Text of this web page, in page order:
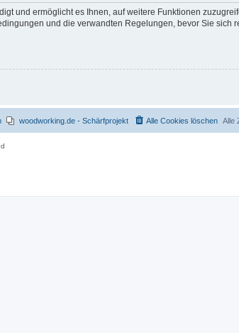
und ermöglicht es Ihnen, auf weitere Funktionen
und die verwandten Regelungen, bevor Sie sich
Alle
Alle Cookies löschen
woodworking.de - Schärfprojekt